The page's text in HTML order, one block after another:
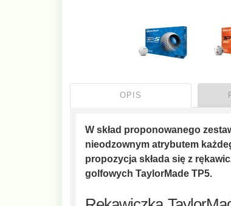
OPIS
W skład proponowanego
nieodzownym atrybutem
propozycja składa się z
golfowych TaylorMade TP5.